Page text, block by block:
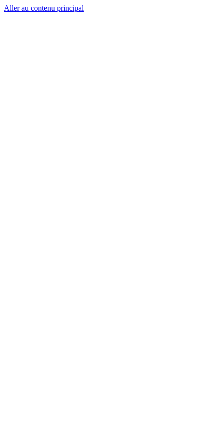
Aller au contenu principal